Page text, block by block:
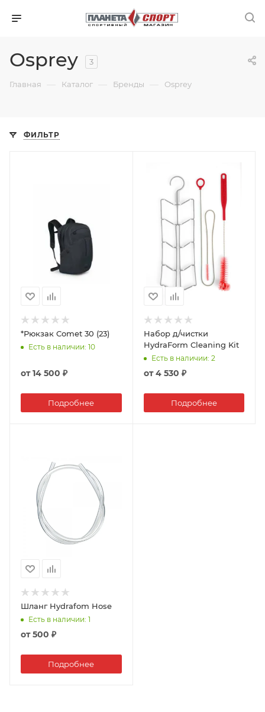
Osprey 3
Главная — Каталог — Бренды — Osprey
ФИЛЬТР
*Рюкзак Comet 30 (23)
Есть в наличии: 10
от14 500 ₽
Подробнее
Набор д/чистки
HydraForm Cleaning Kit
Есть в наличии: 2
от4 530 ₽
Подробнее
Шланг Hydrafom Hose
Есть в наличии: 1
от500 ₽
Подробнее